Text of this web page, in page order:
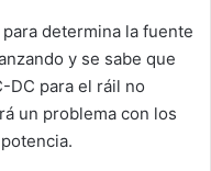
determina la fuente
y se sabe que
DC para el ráil no
un problema con los